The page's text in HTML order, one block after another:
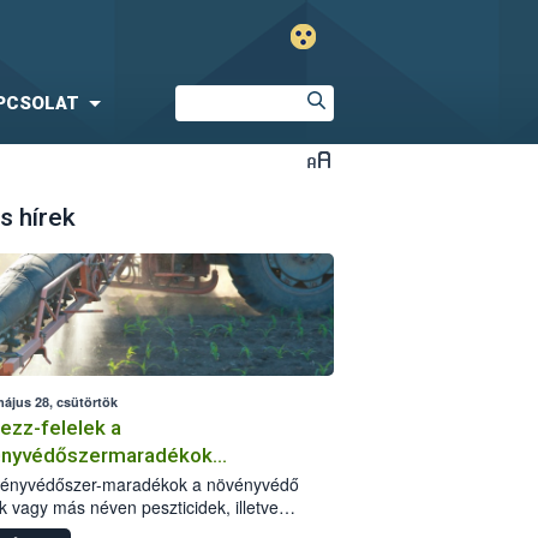
hírek
28, csütörtök
felelek a
kockázatáról
maradékok a növényvédő
vagy más néven peszticidek, illetve
kis mennyiségei, melyek a